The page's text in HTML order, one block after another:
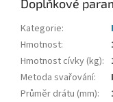
Doplňkové
Kategorie:
Hmotnost:
Hmotnost cívky (kg):
Metoda svařování:
Průměr drátu (mm):